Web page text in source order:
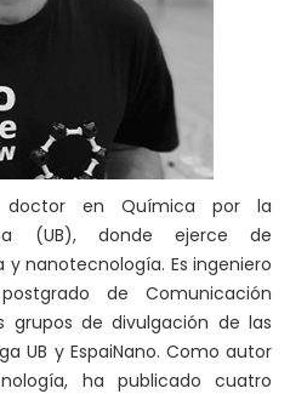
en Química por la
(UB), donde ejerce de
nanotecnología. Es ingeniero
de Comunicación
grupos de divulgación de las
UB y EspaiNano. Como autor
ha publicado cuatro